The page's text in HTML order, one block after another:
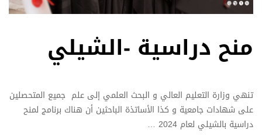
منح دراسية -الشيلي
تنهي وزارة التعليم العالي و البحث العلمي إلى علم جميع المتحصلين
على شهادات جامعية و كذا الأساتذة الباحثين أن هناك برنامج لمنح
دراسية بالشيلي لعام 2024 …